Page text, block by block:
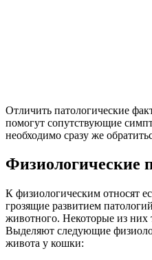
Отличить патологические
помогут сопутствующие
необходимо сразу же
Физиологические
К физиологическим относят
грозящие развитием
животного. Некоторые из них
Выделяют следующие
живота у кошки: